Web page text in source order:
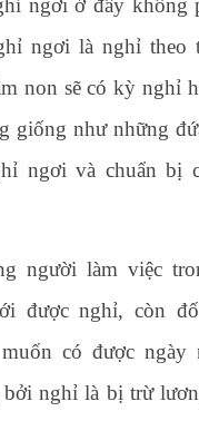
ngơi ở đây không
ngơi là nghỉ theo
non sẽ có kỳ nghỉ
giống như những
ngơi và chuẩn bị
người làm việc
được nghỉ, còn
muốn có được
nghỉ là bị trừ